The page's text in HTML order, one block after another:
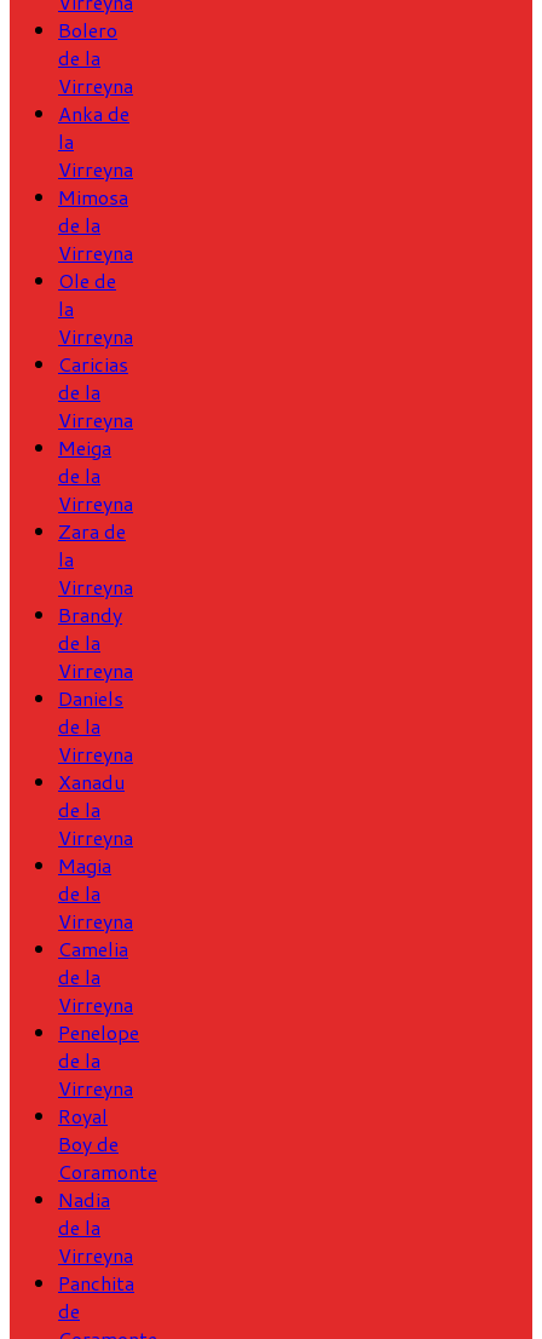
Bolero
de la
Virreyna
Anka de
la
Virreyna
Mimosa
de la
Virreyna
Ole de
la
Virreyna
Caricias
de la
Virreyna
Meiga
de la
Virreyna
Zara de
la
Virreyna
Brandy
de la
Virreyna
Daniels
de la
Virreyna
Xanadu
de la
Virreyna
Magia
de la
Virreyna
Camelia
de la
Virreyna
Penelope
de la
Virreyna
Royal
Boy de
Coramonte
Nadia
de la
Virreyna
Panchita
de